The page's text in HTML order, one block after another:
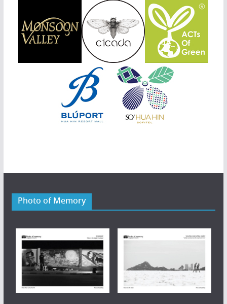
Photo of Memory